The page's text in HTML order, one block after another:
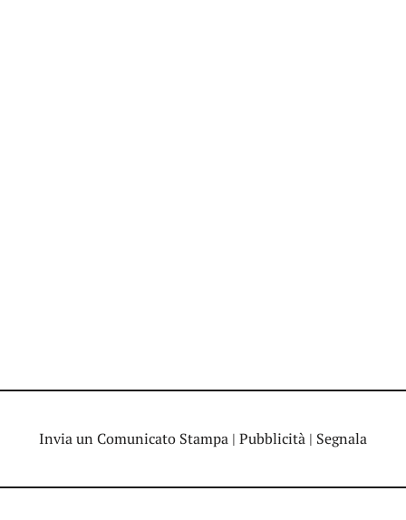
Invia un Comunicato Stampa | Pubblicità | Segnala